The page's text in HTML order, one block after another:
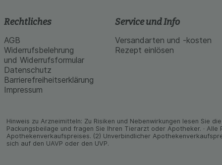
Rechtliches
AGB
Widerrufsbelehrung
und Widerrufsformular
Datenschutz
Barrierefreiheitserklärung
Impressum
Service und Info
Versandarten und -kosten
Rezept einlösen
Hinweis zu Arzneimitteln: Zu Risiken und Neben­wirkungen lesen Sie
Packungs­beilage und fragen Sie Ihren Tier­arzt oder Apo­theker. ·
Apothekenverkaufspreises. (2) Unverbindlicher
sich auf den UAVP oder den UVP.